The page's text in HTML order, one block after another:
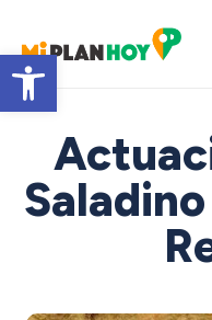
Abrir barra de herramientas